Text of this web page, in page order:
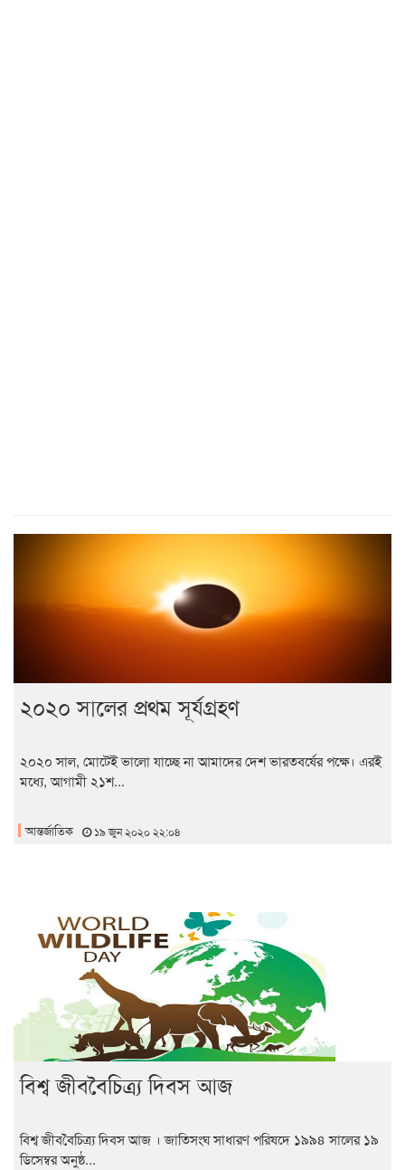
২০২০ সালের প্রথম সূর্যগ্রহণ
২০২০ সাল, মোটেই ভালো যাচ্ছে না আমাদের দেশ ভারতবর্ষের পক্ষে। এরই
মধ্যে, আগামী ২১শ...
আন্তর্জাতিক ১৯ জুন ২০২০ ২২:০৪
বিশ্ব জীববৈচিত্র্য দিবস আজ
বিশ্ব জীববৈচিত্র্য দিবস আজ । জাতিসংঘ সাধারণ পরিষদে ১৯৯৪ সালের ১৯
ডিসেম্বর অনুষ্ঠ...